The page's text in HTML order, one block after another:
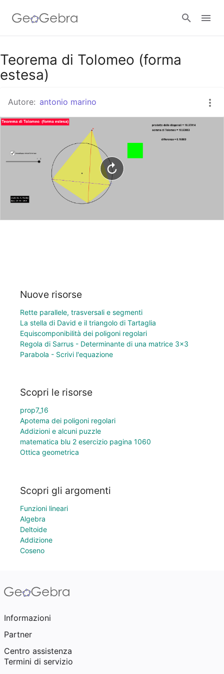
Google Classroom
Teorema di Tolomeo (forma
estesa)
Autore: antonio marino
Nuove risorse
Rette parallele, trasversali e segmenti
La stella di David e il triangolo di Tartaglia
Equiscomponibilità dei poligoni regolari
Regola di Sarrus - Determinante di una matrice 3×3
Parabola - Scrivi l'equazione
Scopri le risorse
prop7_16
Apotema dei poligoni regolari
Addizioni e alcuni puzzle
matematica blu 2 esercizio pagina 1060
Ottica geometrica
Scopri gli argomenti
Funzioni lineari
Algebra
Deltoide
Addizione
Coseno
Informazioni
Partner
Centro assistenza
Termini di servizio